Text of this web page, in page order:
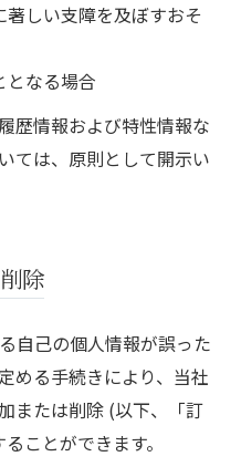
しい支障を及ぼすおそ
となる場合
歴情報および特性情報な
ては、原則として開示い
除
自己の個人情報が誤った
める手続きにより、当社
または削除 (以下、「訂
ことができます。